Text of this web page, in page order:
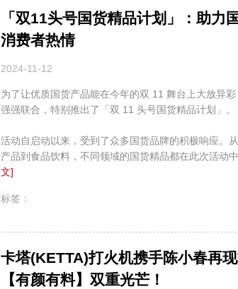
「双11头号国货精品计划」：助力
消费者热情
2024-11-12
为了让优质国货产品能在今年的双 11 舞台上大放异彩
强强联合，特别推出了「双 11 头号国货精品计划」。
活动自启动以来，受到了众多国货品牌的积极响应。
产品到食品饮料，不同领域的国货精品都在此次活动
文]
标签：
卡塔(KETTA)打火机携手陈小春再
【有颜有料】双重光芒！